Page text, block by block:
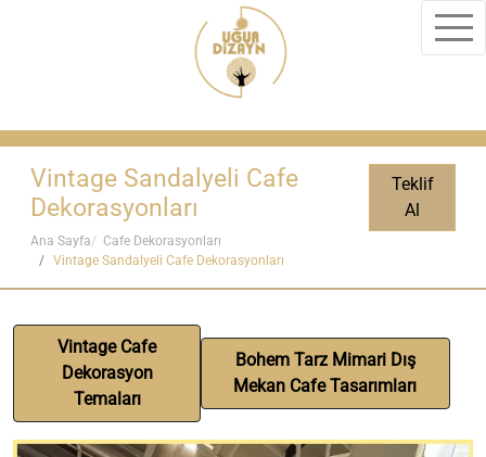
Vintage Sandalyeli Cafe
Dekorasyonları
Teklif
Al
Ana Sayfa
Cafe Dekorasyonları
Vintage Sandalyeli Cafe Dekorasyonları
Vintage Cafe
Dekorasyon
Temaları
Bohem Tarz Mimari Dış
Mekan Cafe Tasarımları